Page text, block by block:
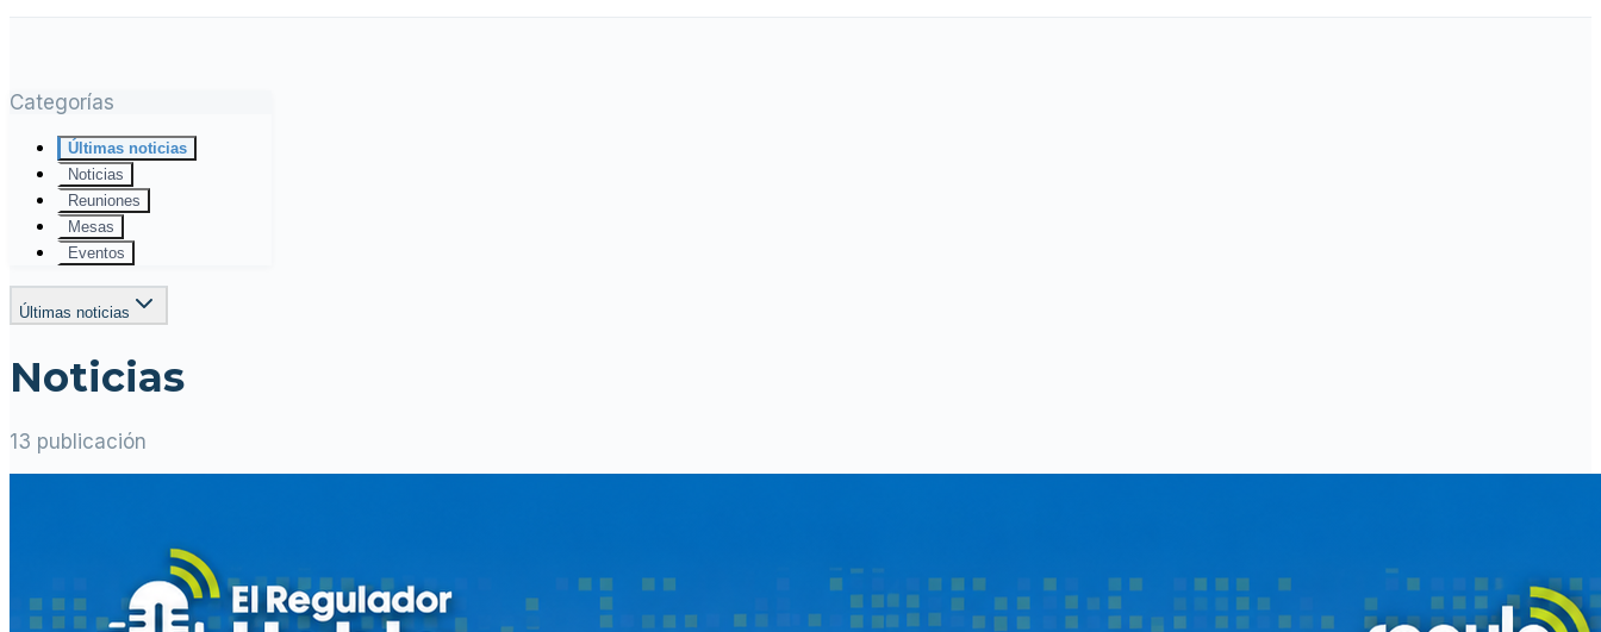
Categorías
Últimas noticias
Noticias
Reuniones
Mesas
Eventos
Últimas noticias
Noticias
13 publicación